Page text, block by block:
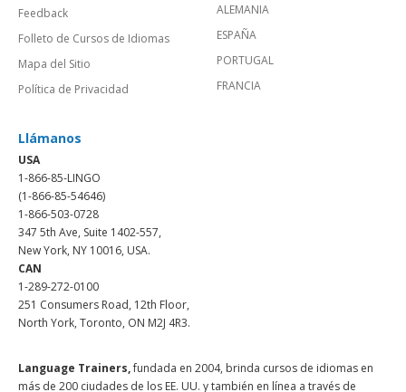
Feedback
Folleto de Cursos de Idiomas
Mapa del Sitio
Política de Privacidad
ALEMANIA
ESPAÑA
PORTUGAL
FRANCIA
Llámanos
USA
1-866-85-LINGO
(1-866-85-54646)
1-866-503-0728
347 5th Ave, Suite 1402-557,
New York, NY 10016, USA.
CAN
1-289-272-0100
251 Consumers Road, 12th Floor,
North York, Toronto, ON M2J 4R3.
Language Trainers,fundada en 2004, brinda cursos de idiomas en
más de 200 ciudades de los EE. UU. y también en línea a través de